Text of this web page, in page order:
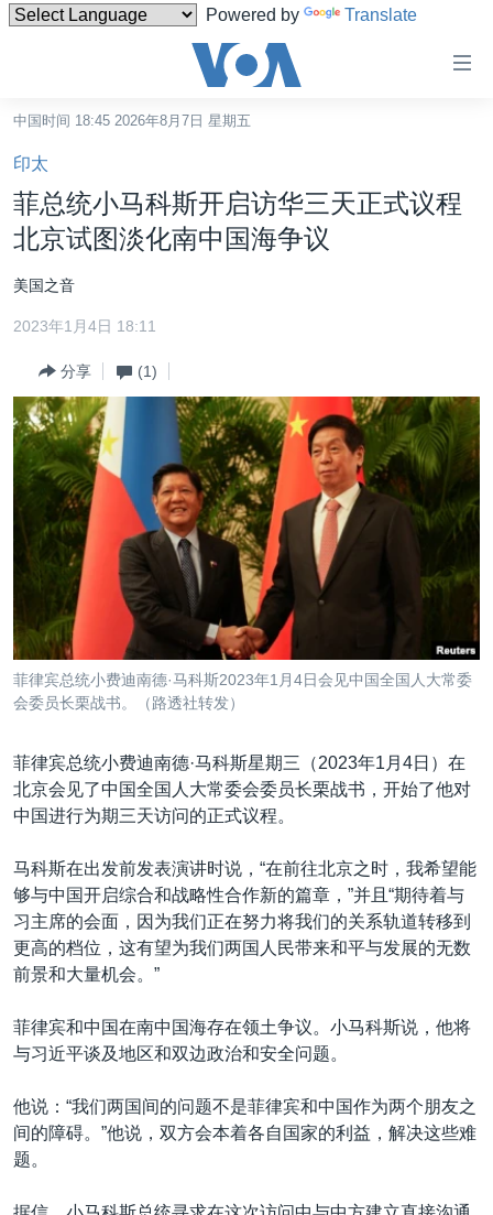
Powered by Translate
碍
链
接
跳
转
内
容
到
导
航
跳
中国
最新国际新闻
印太
中东
欧洲
非洲
全球议题
分类新闻
经济·金融·贸易
人权·法律·宗教
科教·文娱·体健
军事
环境
美中关系
热点专题
白宫要闻
国会报道
美中关系
美国建国250周年
埃博拉疫情
美国之音专访
台海两岸关系
南中国海争端
关注西藏
关注新疆
GEN Z 看美国
VOA视频
VOA今日焦点
中文广播
关注我们
其他语言网站
中国时间 18:45 2026年8月7日 星期五
印太
菲总统小马科斯开启访华三天正式议程
北京试图淡化南中国海争议
美国之音
2023年1月4日 18:11
分享 (1)
菲律宾总统小费迪南德·马科斯2023年1月4日会见中国全国人大常委
会委员长栗战书。（路透社转发）
菲律宾总统小费迪南德·马科斯星期三（2023年1月4日）在
北京会见了中国全国人大常委会委员长栗战书，开始了他对
中国进行为期三天访问的正式议程。
马科斯在出发前发表演讲时说，“在前往北京之时，我希望能
够与中国开启综合和战略性合作新的篇章，”并且“期待着与
习主席的会面，因为我们正在努力将我们的关系轨道转移到
更高的档位，这有望为我们两国人民带来和平与发展的无数
前景和大量机会。”
菲律宾和中国在南中国海存在领土争议。小马科斯说，他将
与习近平谈及地区和双边政治和安全问题。
他说：“我们两国间的问题不是菲律宾和中国作为两个朋友之
间的障碍。”他说，双方会本着各自国家的利益，解决这些难
题。